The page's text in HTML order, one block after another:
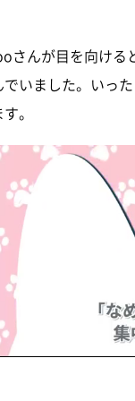
さんが目を向け
でいました。いっ
。